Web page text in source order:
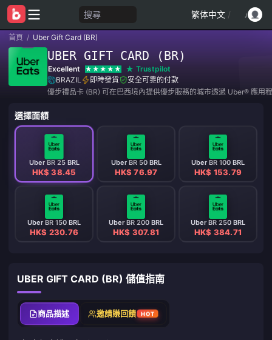
搜尋 繁体中文 /
首頁 / Uber Gift Card (BR)
UBER GIFT CARD (BR)
Excellent
Trustpilot
BRAZIL
即時發貨
安全可靠的付款
優步禮品卡 (BR) 可在巴西境內提供優步服務的城市透過 Uber®️ 應用
選擇面額
Uber BR 25 BRL
HK$ 38.45
Uber BR 50 BRL
HK$ 76.97
Uber BR 100 BRL
HK$ 153.79
Uber BR 150 BRL
HK$ 230.76
Uber BR 200 BRL
HK$ 307.81
Uber BR 250 BRL
HK$ 384.71
UBER GIFT CARD (BR) 儲值指南
商品描述 邀請賺回饋 HOT